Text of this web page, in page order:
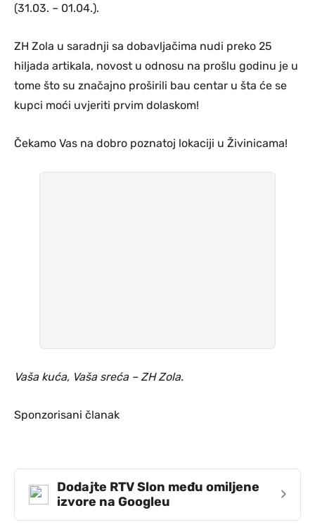
(31.03. – 01.04.).
ZH Zola u saradnji sa dobavljačima nudi preko 25
hiljada artikala, novost u odnosu na prošlu godinu je u
tome što su značajno proširili bau centar u šta će se
kupci moći uvjeriti prvim dolaskom!
Čekamo Vas na dobro poznatoj lokaciji u Živinicama!
Vaša kuća, Vaša sreća – ZH Zola.
Sponzorisani članak
Dodajte RTV Slon među omiljene
izvore na Googleu
›